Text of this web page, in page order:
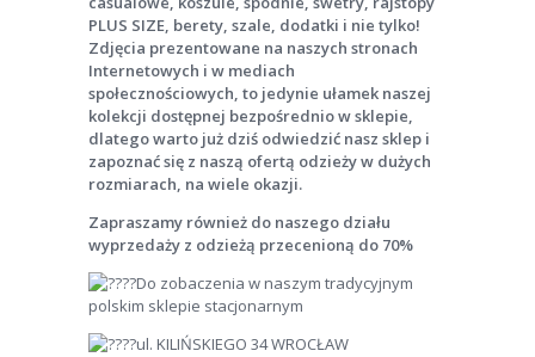
PLUS SIZE, berety, szale, dodatki i nie tylko!
Zdjęcia prezentowane na naszych stronach
Internetowych i w mediach
społecznościowych, to jedynie ułamek naszej
kolekcji dostępnej bezpośrednio w sklepie,
dlatego warto już dziś odwiedzić nasz sklep i
zapoznać się z naszą ofertą odzieży w dużych
rozmiarach, na wiele okazji.
Zapraszamy również do naszego działu
wyprzedaży z odzieżą przecenioną do 70%
Do zobaczenia w naszym tradycyjnym
polskim sklepie stacjonarnym
ul. KILIŃSKIEGO 34 WROCŁAW